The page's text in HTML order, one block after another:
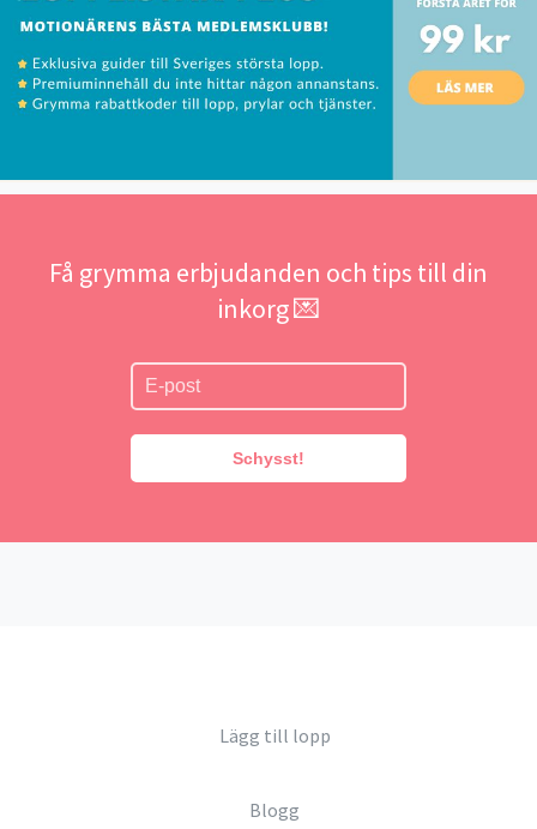
Få grymma erbjudanden och tips till din
inkorg 💌
Schysst!
Lägg till lopp
Blogg